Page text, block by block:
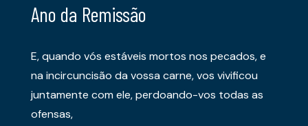
Ano da Remissão
E, quando vós estáveis mortos nos pecados, e
na incircuncisão da vossa carne, vos vivificou
juntamente com ele, perdoando-vos todas as
ofensas,